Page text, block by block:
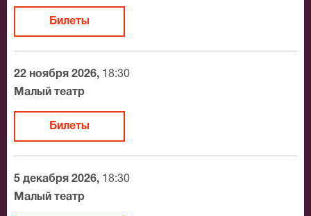
Банковским переводом
Наличными
Яндекс.Деньги
Связной
BitCoin
На нашем сайте всегда большой выбор билетов в
разные категории зрительного зала Малый театр.
Билеты
22 ноября 2026, 18:30
Малый театр
Билеты
5 декабря 2026, 18:30
Малый театр